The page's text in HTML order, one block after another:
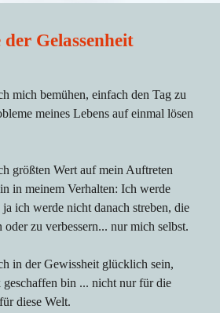
Gelassenheit
mich bemühen, einfach den Tag zu
meines Lebens auf einmal lösen
größten Wert auf mein Auftreten
in meinem Verhalten: Ich werde
ich werde nicht danach streben, die
zu verbessern... nur mich selbst.
in der Gewissheit glücklich sein,
geschaffen bin ... nicht nur für die
diese Welt.